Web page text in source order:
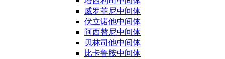
威罗菲尼中间体
伏立诺他中间体
阿西替尼中间体
贝林司他中间体
比卡鲁胺中间体